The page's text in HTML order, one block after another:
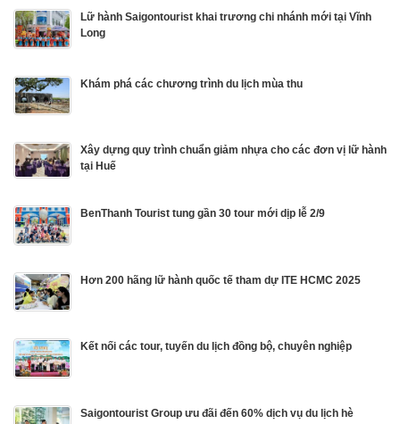
Lữ hành Saigontourist khai trương chi nhánh mới tại Vĩnh
Long
Khám phá các chương trình du lịch mùa thu
Xây dựng quy trình chuẩn giảm nhựa cho các đơn vị lữ hành
tại Huế
BenThanh Tourist tung gần 30 tour mới dịp lễ 2/9
Hơn 200 hãng lữ hành quốc tế tham dự ITE HCMC 2025
Kết nối các tour, tuyến du lịch đồng bộ, chuyên nghiệp
Saigontourist Group ưu đãi đến 60% dịch vụ du lịch hè